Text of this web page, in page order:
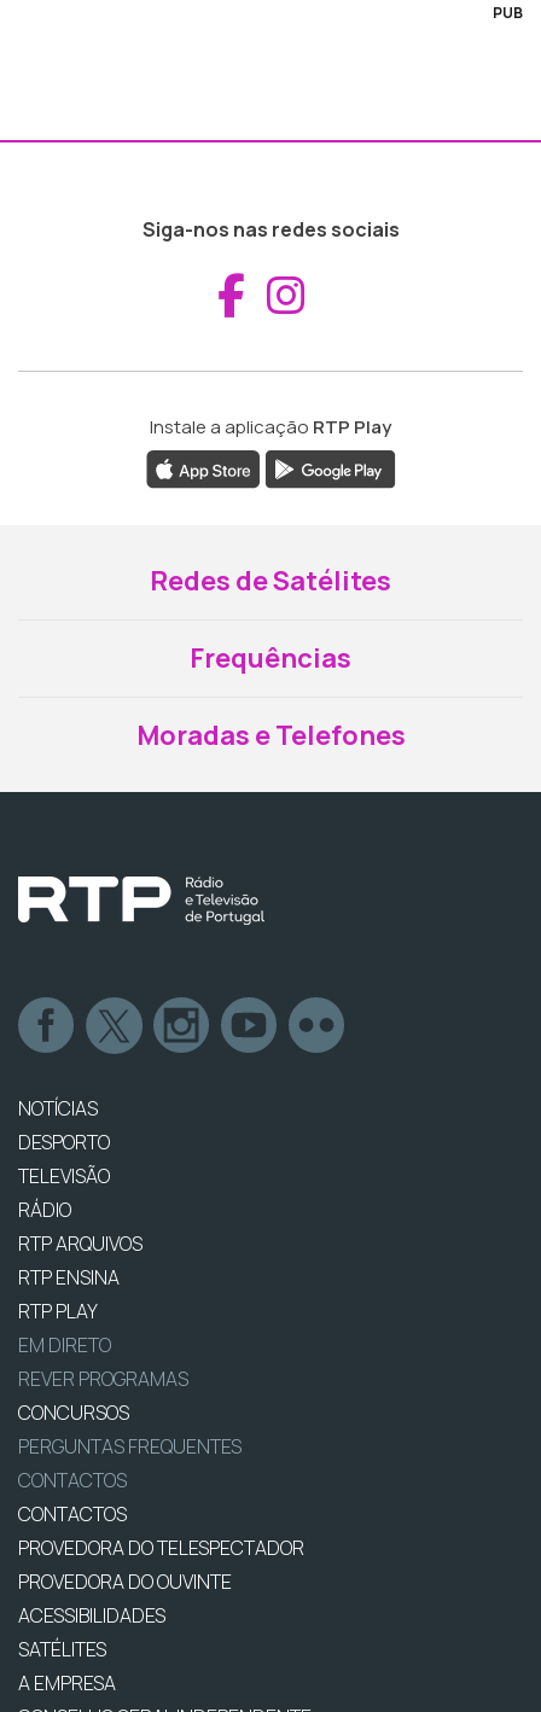
PUB
Siga-nos nas redes sociais
Aceder ao
Instale a aplicação RTP Play
Redes de Satélites
Frequências
Moradas e Telefones
NOTÍCIAS
DESPORTO
TELEVISÃO
RÁDIO
RTP ARQUIVOS
RTP ENSINA
RTP PLAY
EM DIRETO
REVER PROGRAMAS
CONCURSOS
PERGUNTAS FREQUENTES
CONTACTOS
CONTACTOS
PROVEDORA DO TELESPECTADOR
PROVEDORA DO OUVINTE
ACESSIBILIDADES
SATÉLITES
A EMPRESA